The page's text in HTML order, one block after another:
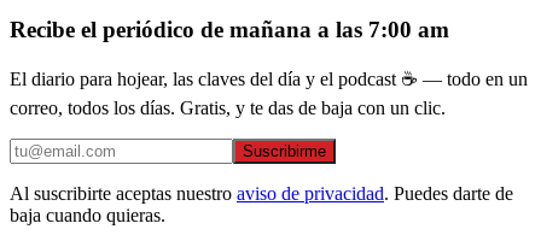
Recibe el periódico de mañana a las 7:00 am
El diario para hojear, las claves del día y el podcast ☕ — todo en un
correo, todos los días. Gratis, y te das de baja con un clic.
Suscribirme
Al suscribirte aceptas nuestro aviso de privacidad. Puedes darte de
baja cuando quieras.